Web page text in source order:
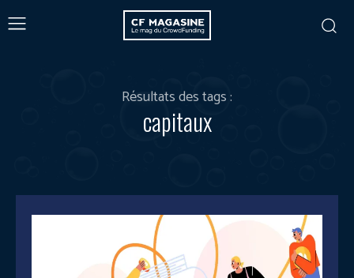
Résultats des tags :
capitaux